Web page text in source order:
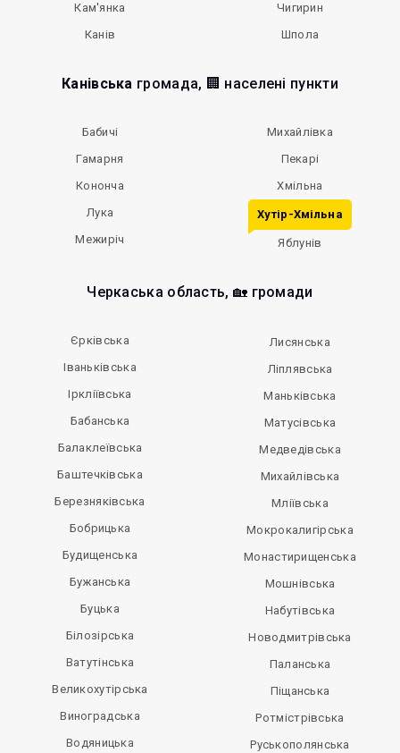
Кам'янка
Канів
Чигирин
Шпола
Канівська громада, 🏢 населені пункти
Бабичі
Гамарня
Кононча
Лука
Межиріч
Михайлівка
Пекарі
Хмільна
Хутір-Хмільна
Яблунів
Черкаська область, 🏡 громади
Єрківська
Іваньківська
Іркліївська
Бабанська
Балаклеївська
Баштечківська
Березняківська
Бобрицька
Будищенська
Бужанська
Буцька
Білозірська
Ватутінська
Великохутірська
Виноградська
Водяницька
Лисянська
Ліплявська
Маньківська
Матусівська
Медведівська
Михайлівська
Мліївська
Мокрокалигірська
Монастирищенська
Мошнівська
Набутівська
Новодмитрівська
Паланська
Піщанська
Ротмістрівська
Руськополянська